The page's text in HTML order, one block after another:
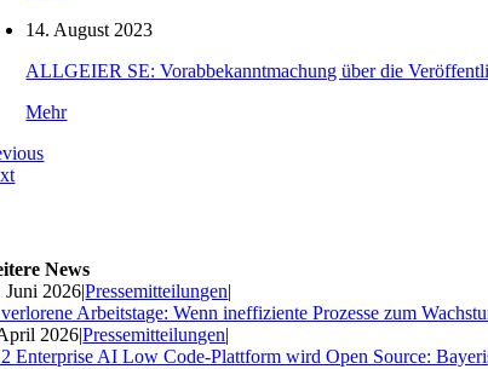
14. August 2023
ALLGEIER SE: Vorabbekanntmachung über die
Mehr
News
Juni 2026|Pressemitteilungen|
Arbeitstage: Wenn ineffiziente Prozesse zum
2026|Pressemitteilungen|
Enterprise AI Low Code-Plattform wird Open Source: